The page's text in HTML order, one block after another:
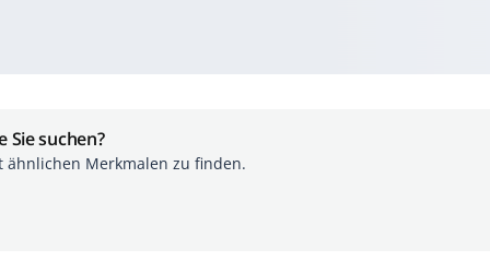
suchen?
ähnlichen Merkmalen zu finden.